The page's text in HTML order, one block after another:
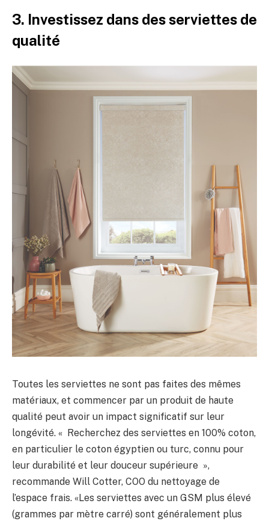
3. Investissez dans des serviettes de
qualité
Toutes les serviettes ne sont pas faites des mêmes
matériaux, et commencer par un produit de haute
qualité peut avoir un impact significatif sur leur
longévité. « Recherchez des serviettes en 100% coton,
en particulier le coton égyptien ou turc, connu pour
leur durabilité et leur douceur supérieure »,
recommande Will Cotter, COO du nettoyage de
l’espace frais. «Les serviettes avec un GSM plus élevé
(grammes par mètre carré) sont généralement plus